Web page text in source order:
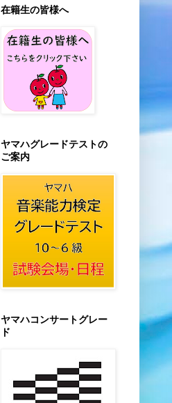
在籍生の皆様へ
ヤマハグレードテストの
ご案内
ヤマハコンサートグレー
ド